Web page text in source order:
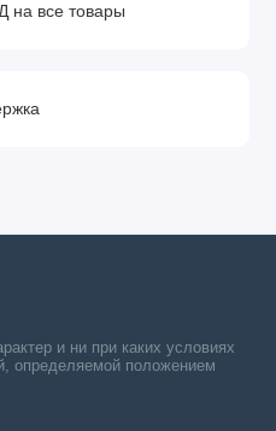
на все товары
и ни при каких условиях
определяемой положением